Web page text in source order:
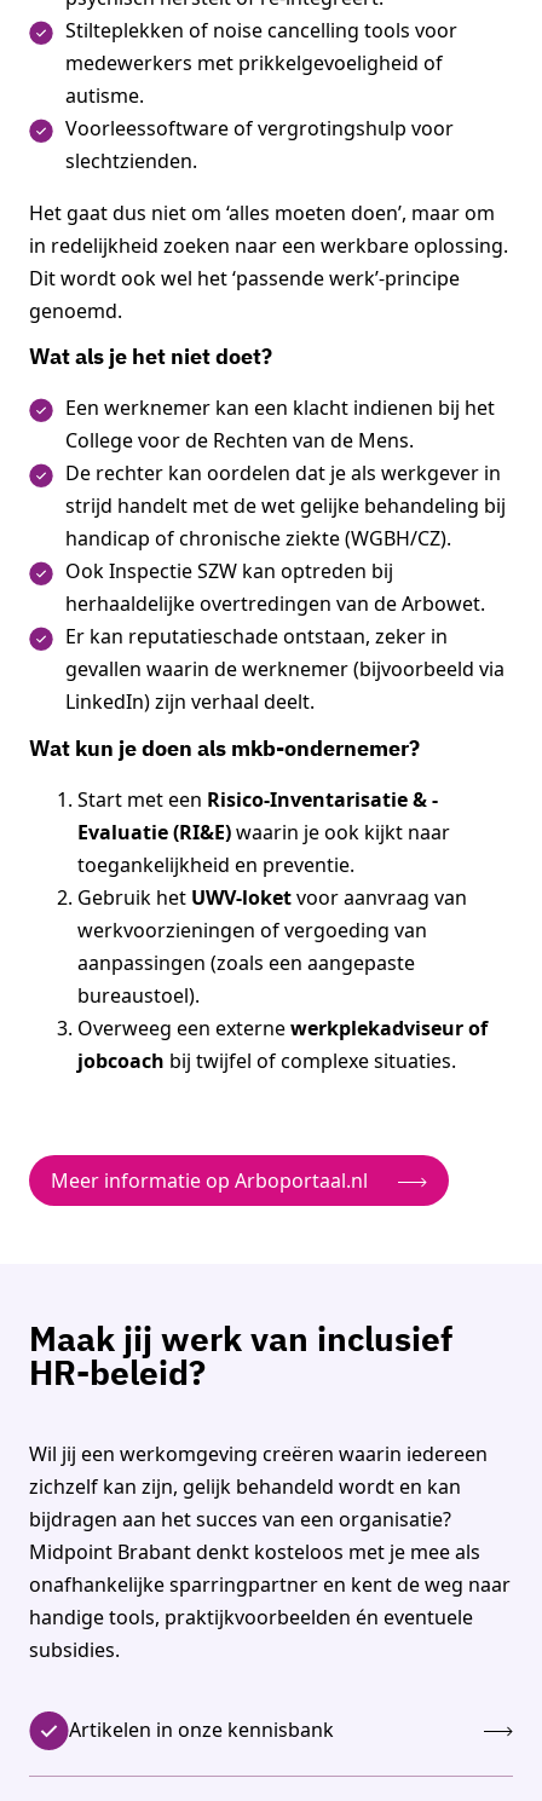
Stilteplekken of noise cancelling tools voor
medewerkers met prikkelgevoeligheid of
autisme.
Voorleessoftware of vergrotingshulp voor
slechtzienden.
Het gaat dus niet om ‘alles moeten doen’, maar om
in redelijkheid zoeken naar een werkbare oplossing.
Dit wordt ook wel het ‘passende werk’-principe
genoemd.
Wat als je het niet doet?
Een werknemer kan een klacht indienen bij het
College voor de Rechten van de Mens.
De rechter kan oordelen dat je als werkgever in
strijd handelt met de wet gelijke behandeling bij
handicap of chronische ziekte (WGBH/CZ).
Ook Inspectie SZW kan optreden bij
herhaaldelijke overtredingen van de Arbowet.
Er kan reputatieschade ontstaan, zeker in
gevallen waarin de werknemer (bijvoorbeeld via
LinkedIn) zijn verhaal deelt.
Wat kun je doen als mkb-ondernemer?
Start met een Risico-Inventarisatie & -
Evaluatie (RI&E)waarin je ook kijkt naar
toegankelijkheid en preventie.
Gebruik het UWV-loketvoor aanvraag van
werkvoorzieningen of vergoeding van
aanpassingen (zoals een aangepaste
bureaustoel).
Overweeg een externewerkplekadviseur of
jobcoach bij twijfel of complexe situaties.
Meer informatie op Arboportaal.nl
Maak jij werk van inclusief
HR-beleid?
Wil jij een werkomgeving creëren waarin iedereen
zichzelf kan zijn, gelijk behandeld wordt en kan
bijdragen aan het succes van een organisatie?
Midpoint Brabant denkt kosteloos met je mee als
onafhankelijkesparringpartneren kent de weg naar
handigetools, praktijkvoorbeelden én eventuele
subsidies.
Artikelen in onze kennisbank